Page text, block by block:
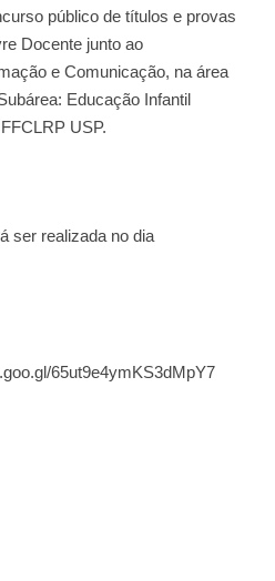
público de títulos e provas
Docente junto ao
e Comunicação, na área
Educação Infantil
USP.
ser realizada no dia
65ut9e4ymKS3dMpY7